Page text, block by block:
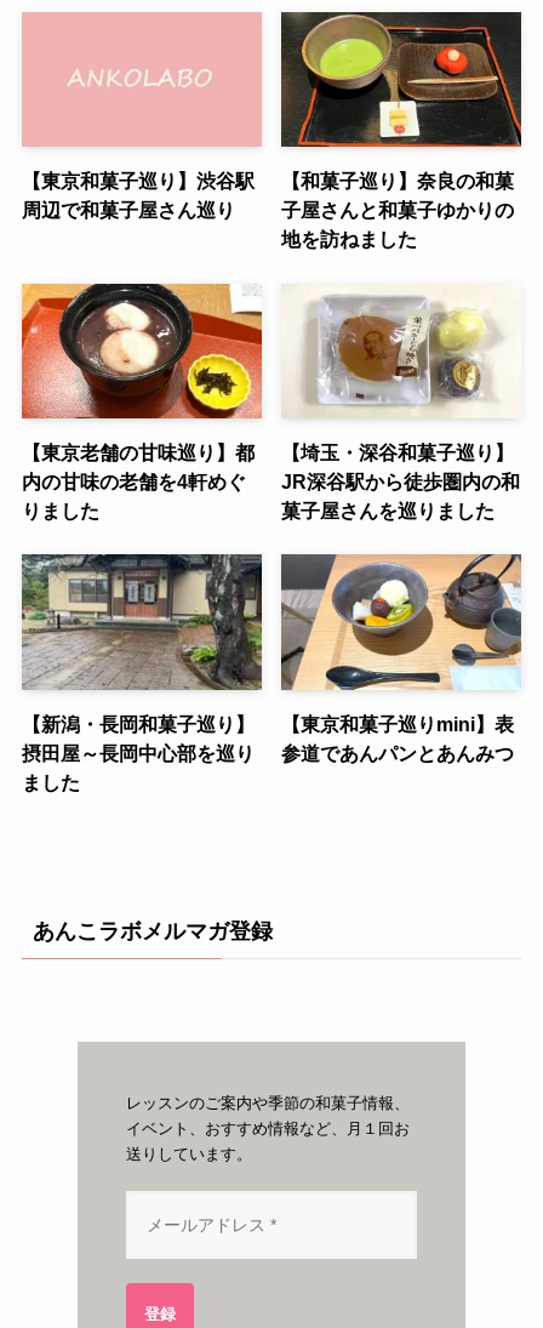
【東京和菓子巡り】渋谷駅
周辺で和菓子屋さん巡り
【和菓子巡り】奈良の和菓
子屋さんと和菓子ゆかりの
地を訪ねました
【東京老舗の甘味巡り】都
内の甘味の老舗を4軒めぐ
りました
【埼玉・深谷和菓子巡り】
JR深谷駅から徒歩圏内の和
菓子屋さんを巡りました
【新潟・長岡和菓子巡り】
摂田屋～長岡中心部を巡り
ました
【東京和菓子巡りmini】表
参道であんパンとあんみつ
あんこラボメルマガ登録
レッスンのご案内や季節の和菓子情報、
イベント、おすすめ情報など、月１回お
送りしています。
登録